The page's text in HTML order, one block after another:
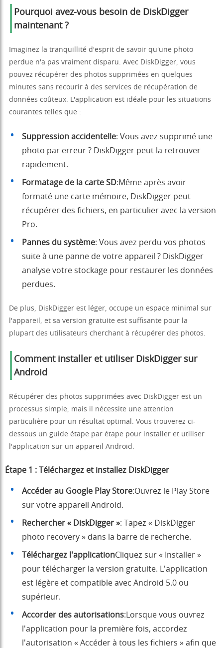
Pourquoi avez-vous besoin de DiskDigger
maintenant ?
Imaginez la tranquillité d'esprit de savoir qu'une photo
perdue n'a pas vraiment disparu. Avec DiskDigger, vous
pouvez récupérer des photos supprimées en quelques
minutes sans recourir à des services de récupération de
données coûteux. L'application est idéale pour les situations
courantes telles que :
Suppression accidentelle: Vous avez supprimé une
photo par erreur ? DiskDigger peut la retrouver
rapidement.
Formatage de la carte SD:Même après avoir
formaté une carte mémoire, DiskDigger peut
récupérer des fichiers, en particulier avec la version
Pro.
Pannes du système: Vous avez perdu vos photos
suite à une panne de votre appareil ? DiskDigger
analyse votre stockage pour restaurer les données
perdues.
De plus, DiskDigger est léger, occupe un espace minimal sur
l'appareil, et sa version gratuite est suffisante pour la
plupart des utilisateurs cherchant à récupérer des photos.
Comment installer et utiliser DiskDigger sur
Android
Récupérer des photos supprimées avec DiskDigger est un
processus simple, mais il nécessite une attention
particulière pour un résultat optimal. Vous trouverez ci-
dessous un guide étape par étape pour installer et utiliser
l'application sur un appareil Android.
Étape 1 : Téléchargez et installez DiskDigger
Accéder au Google Play Store:Ouvrez le Play Store
sur votre appareil Android.
Rechercher « DiskDigger »: Tapez « DiskDigger
photo recovery » dans la barre de recherche.
Téléchargez l'applicationCliquez sur « Installer »
pour télécharger la version gratuite. L'application
est légère et compatible avec Android 5.0 ou
supérieur.
Accorder des autorisations:Lorsque vous ouvrez
l'application pour la première fois, accordez
l'autorisation « Accéder à tous les fichiers » afin que